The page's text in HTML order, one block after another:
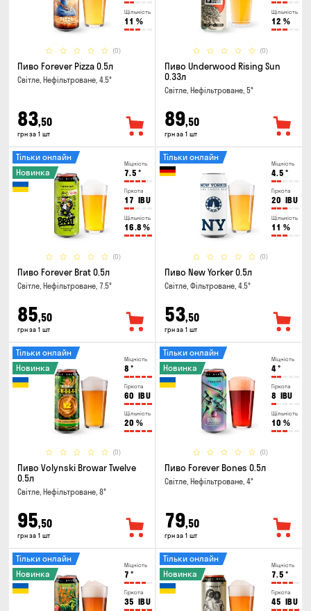
Щільність
11 %
(0)
Пиво Forever Pizza 0.5л
Світле, Нефільтроване, 4.5°
83,50
грн за 1 шт
Щільність
12 %
(0)
Пиво Underwood Rising Sun
0.33л
Світле, Нефільтроване, 5°
89,50
грн за 1 шт
Міцність
7.5 °
Гіркота
17 IBU
Щільність
16.8 %
(0)
Тільки онлайн
Новинка
Пиво Forever Brat 0.5л
Світле, Нефільтроване, 7.5°
85,50
грн за 1 шт
Міцність
4.5 °
Гіркота
20 IBU
Щільність
11 %
(0)
Тільки онлайн
Пиво New Yorker 0.5л
Світле, Фільтроване, 4.5°
53,50
грн за 1 шт
Міцність
8 °
Гіркота
60 IBU
Щільність
20 %
(0)
Тільки онлайн
Новинка
Пиво Volynski Browar Twelve
0.5л
Світле, Нефільтроване, 8°
95,50
грн за 1 шт
Міцність
4°
Гіркота
8 IBU
Щільність
10 %
(0)
Тільки онлайн
Новинка
Пиво Forever Bones 0.5л
Світле, Нефільтроване, 4°
79,50
грн за 1 шт
Міцність
7 °
Гіркота
35 IBU
Тільки онлайн
Новинка
Міцність
7.5 °
Гіркота
45 IBU
Тільки онлайн
Новинка